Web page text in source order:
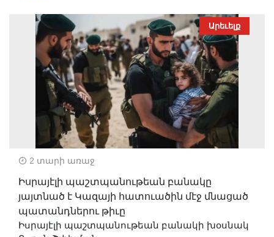
Արեւելք
2 տարի առաջ
Իսրայէլի պաշտպանութեան բանակը
յայտնած է Կազայի հատուածին մէջ մնացած
պատանդներու թիւը
Իսրայէլի պաշտպանութեան բանակի խօսնակ